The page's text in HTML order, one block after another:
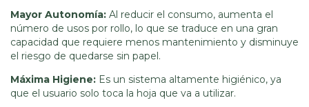
Mayor Autonomía: Al reducir el consumo, aumenta el
número de usos por rollo, lo que se traduce en una gran
capacidad que requiere menos mantenimiento y disminuye
el riesgo de quedarse sin papel.
Máxima Higiene: Es un sistema altamente higiénico, ya
que el usuario solo toca la hoja que va a utilizar.